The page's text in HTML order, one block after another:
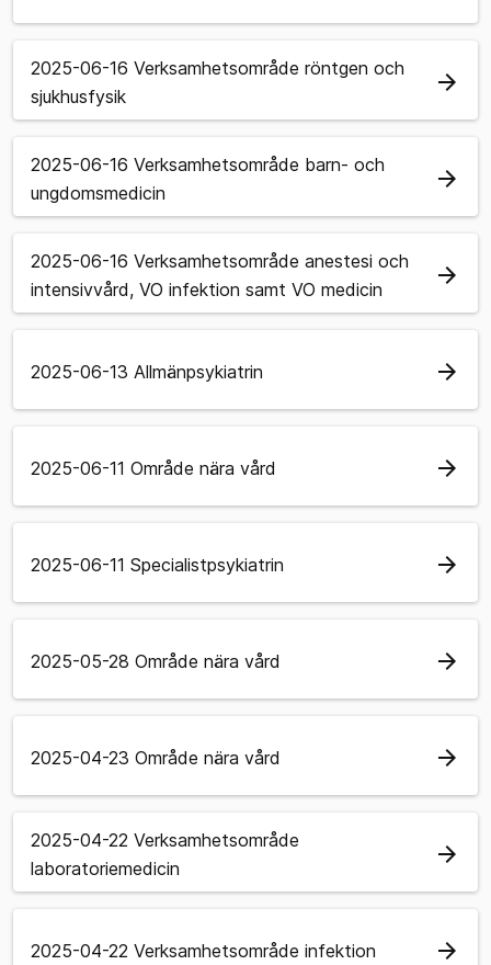
2025-06-16 Verksamhetsområde röntgen och
sjukhusfysik
arrow_forward
2025-06-16 Verksamhetsområde barn- och
ungdomsmedicin
arrow_forward
2025-06-16 Verksamhetsområde anestesi och
intensivvård, VO infektion samt VO medicin
arrow_forward
2025-06-13 Allmänpsykiatrin arrow_forward
2025-06-11 Område nära vård arrow_forward
2025-06-11 Specialistpsykiatrin arrow_forward
2025-05-28 Område nära vård arrow_forward
2025-04-23 Område nära vård arrow_forward
2025-04-22 Verksamhetsområde
laboratoriemedicin
arrow_forward
2025-04-22 Verksamhetsområde infektion arrow_forward